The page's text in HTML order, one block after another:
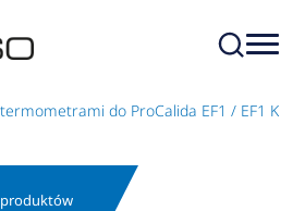
do ProCalida EF1 / EF1 K